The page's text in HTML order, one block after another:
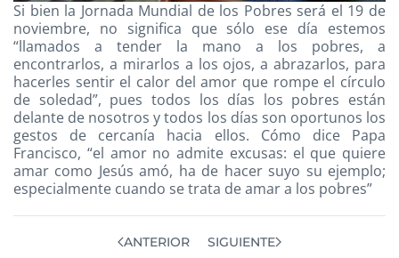
Si bien la Jornada Mundial de los Pobres será el 19 de
noviembre, no significa que sólo ese día estemos
“llamados a tender la mano a los pobres, a
encontrarlos, a mirarlos a los ojos, a abrazarlos, para
hacerles sentir el calor del amor que rompe el círculo
de soledad”, pues todos los días los pobres están
delante de nosotros y todos los días son oportunos los
gestos de cercanía hacia ellos. Cómo dice Papa
Francisco, “el amor no admite excusas: el que quiere
amar como Jesús amó, ha de hacer suyo su ejemplo;
especialmente cuando se trata de amar a los pobres”
ANTERIOR SIGUIENTE